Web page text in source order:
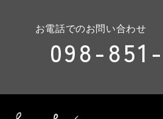
お電話でのお問い合わせ
098-